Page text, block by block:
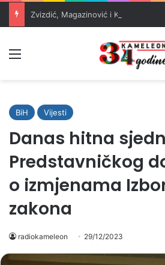
BiH Vijesti
Danas hitna
Predstavničkog
o izmjenama
zakona
radiokameleon 29/12/2023